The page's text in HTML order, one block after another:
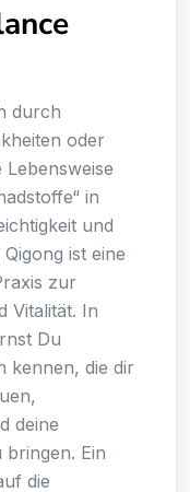
durch
oder
in
und
ist eine
zur
Vitalität. In
Du
kennen, die dir
deine
bringen. Ein
die